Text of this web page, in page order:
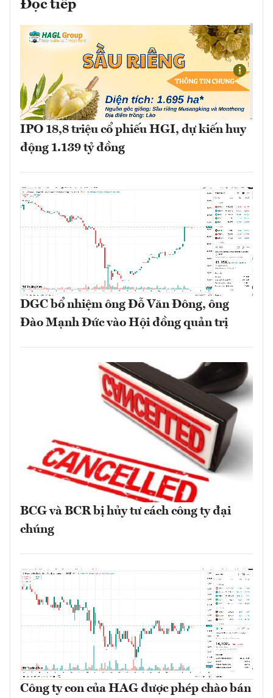
Đọc tiếp
IPO 18,8 triệu cổ phiếu HGI, dự kiến huy
động 1.139 tỷ đồng
DGC bổ nhiệm ông Đỗ Văn Đông, ông
Đào Mạnh Đức vào Hội đồng quản trị
BCG và BCR bị hủy tư cách công ty đại
chúng
Công ty con của HAG được phép chào bán